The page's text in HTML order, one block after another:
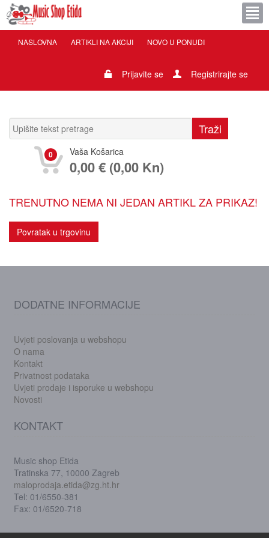
NASLOVNA ARTIKLI NA AKCIJI NOVO U PONUDI
Prijavite se Registrirajte se
0 Vaša Košarica
0,00 € (0,00 Kn)
TRENUTNO NEMA NI JEDAN ARTIKL ZA PRIKAZ!
Povratak u trgovinu
DODATNE INFORMACIJE
Uvjeti poslovanja u webshopu
O nama
Kontakt
Privatnost podataka
Uvjeti prodaje i isporuke u webshopu
Novosti
KONTAKT
Music shop Etida
Tratinska 77, 10000 Zagreb
maloprodaja.etida@zg.ht.hr
Tel: 01/6550-381
Fax: 01/6520-718